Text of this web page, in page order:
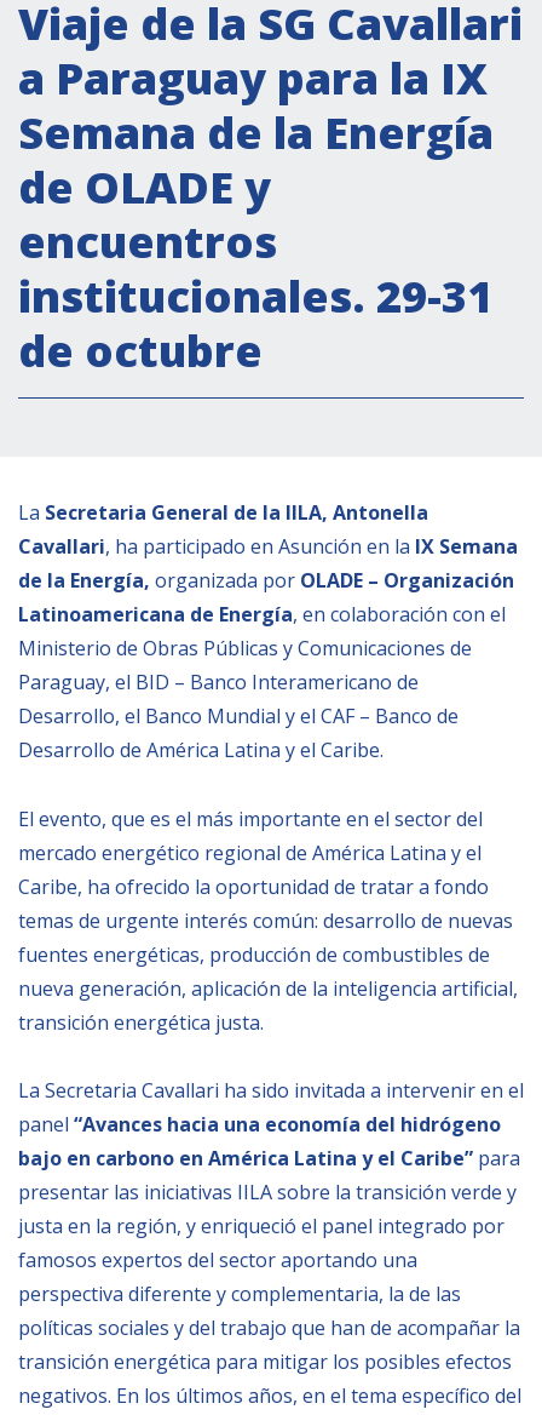
Secretaría Cultural
Secretaría Socioeconómica
Secretaría Técnico-científica
Forum Pymes
Conferencia Italia- América Latina y el Caribe
Red para la promoción de la igualdad de
género
Becas
Partnership
Patrimonio cultural
Empoderamiento socio-económico
Justicia y Seguridad
EUROsociAL
EL PAcCTO
EUROFRONT
AL-INVEST Verde
MEDIOS
Fotos
Vídeos
BIBLIOTECA
Biblioteca
Publicaciones
OPORTUNIDADES
Convocatorias
Viaje de la SG Cavallari
a Paraguay para la IX
Semana de la Energía
de OLADE y
encuentros
institucionales. 29-31
de octubre
La Secretaria General de la IILA, Antonella
Cavallari, ha participado en Asunción en la IX Semana
de la Energía, organizada por OLADE – Organización
Latinoamericana de Energía, en colaboración con el
Ministerio de Obras Públicas y Comunicaciones de
Paraguay, el BID – Banco Interamericano de
Desarrollo, el Banco Mundial y el CAF – Banco de
Desarrollo de América Latina y el Caribe.
El evento, que es el más importante en el sector del
mercado energético regional de América Latina y el
Caribe, ha ofrecido la oportunidad de tratar a fondo
temas de urgente interés común: desarrollo de nuevas
fuentes energéticas, producción de combustibles de
nueva generación, aplicación de la inteligencia artificial,
transición energética justa.
La Secretaria Cavallari ha sido invitada a intervenir en el
panel “Avances hacia una economía del hidrógeno
bajo en carbono en América Latina y el Caribe” para
presentar las iniciativas IILA sobre la transición verde y
justa en la región, y enriqueció el panel integrado por
famosos expertos del sector aportando una
perspectiva diferente y complementaria, la de las
políticas sociales y del trabajo que han de acompañar la
transición energética para mitigar los posibles efectos
negativos. En los últimos años, en el tema específico del